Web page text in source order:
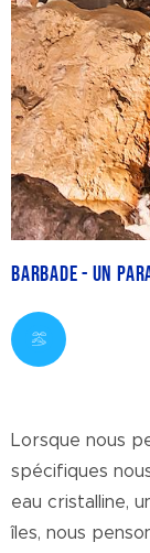
Barbade - Un
Lorsque nous
spécifiques
eau cristalline,
îles, nous